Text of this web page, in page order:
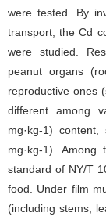
were tested. By
transport, the Cd
were studied.
peanut organs
reproductive ones
different among
mg·kg-1)
mg·kg-1).
standard of NY/T
food. Under film
(including stems,